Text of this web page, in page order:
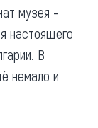
музея -
настоящего
В
немало и